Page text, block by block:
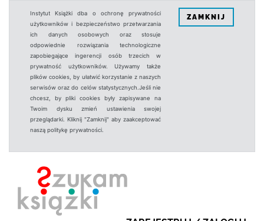
Instytut Książki dba o ochronę prywatności
użytkowników i bezpieczeństwo przetwarzania
ich danych osobowych oraz stosuje
odpowiednie rozwiązania technologiczne
zapobiegające ingerencji osób trzecich w
prywatność użytkowników. Używamy także
plików cookies, by ułatwić korzystanie z naszych
serwisów oraz do celów statystycznych.Jeśli nie
chcesz, by pliki cookies były zapisywane na
Twoim dysku zmień ustawienia swojej
przeglądarki. Kliknij "Zamknij" aby zaakceptować
naszą politykę prywatności.
ZAMKNIJ